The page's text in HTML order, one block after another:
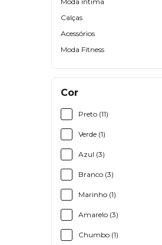
Calças
Acessórios
Moda Fitness
Cor
Preto (11)
Verde (1)
Azul (3)
Branco (3)
Marinho (1)
Amarelo (3)
Chumbo (1)